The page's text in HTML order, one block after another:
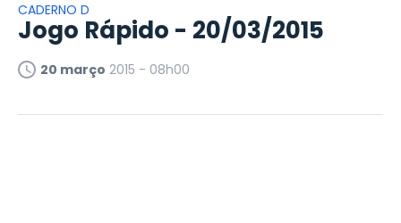
CADERNO D
Jogo Rápido - 20/03/2015
20 março 2015 - 08h00